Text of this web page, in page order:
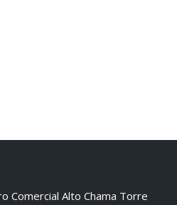
Comercial Alto Chama Torre